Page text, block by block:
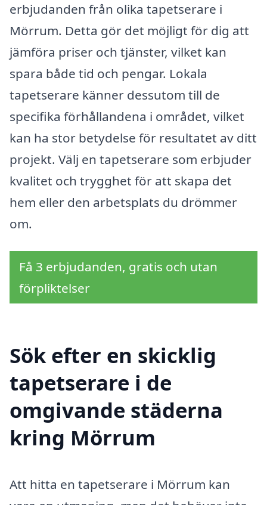
erbjudanden från olika tapetserare i
Mörrum. Detta gör det möjligt för dig att
jämföra priser och tjänster, vilket kan
spara både tid och pengar. Lokala
tapetserare känner dessutom till de
specifika förhållandena i området, vilket
kan ha stor betydelse för resultatet av ditt
projekt. Välj en tapetserare som erbjuder
kvalitet och trygghet för att skapa det
hem eller den arbetsplats du drömmer
om.
Få 3 erbjudanden, gratis och utan
förpliktelser
Sök efter en skicklig
tapetserare i de
omgivande städerna
kring Mörrum
Att hitta en tapetserare i Mörrum kan